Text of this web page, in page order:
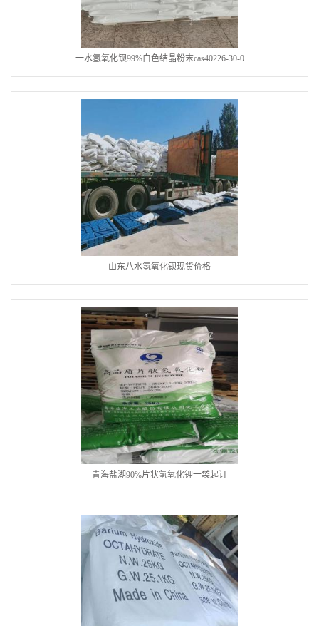
一水氢氧化钡99%白色结晶粉末cas40226-30-0
山东八水氢氧化钡现货价格
青海盐湖90%片状氢氧化钾一袋起订